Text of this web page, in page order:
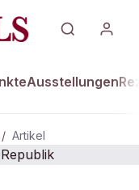
Ausstellungen
/ Artikel